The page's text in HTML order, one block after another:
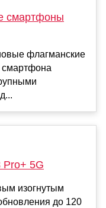
смартфоны
флагманские
смартфона
Pro+ 5G
изогнутым
до 120